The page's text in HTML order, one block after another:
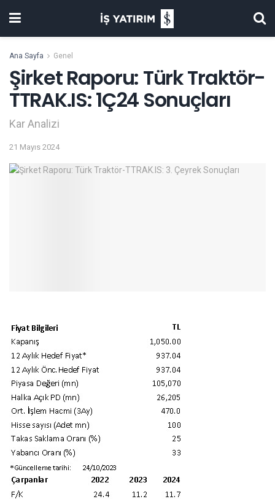
Ana Sayfa Genel
Şirket Raporu: Türk Traktör-
TTRAK.IS: 1Ç24 Sonuçları
Kar Analizi
21 Mayıs 2024